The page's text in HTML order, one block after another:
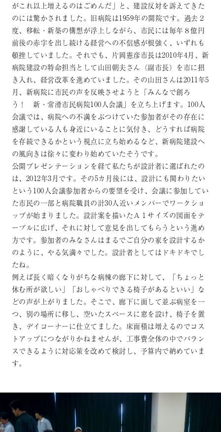
がこれ以上増えるのはごめんだ」と、建設反対を訴えてきた
のには驚かされました。旧病院は1959年の開院です。過去２
度、移転・新築の構想が浮上しながら、市民には毎年８億円
前後の赤字を出し続ける経営への不信感が根強く、いずれも
頓挫していました。それでも、片岡憲彦市長は2010年4月、新
病院建設の特命担当として山田朝夫さん（副市長）を市に招
き入れ、経営改革を進めていました。その山田さんは2011年5
月、新病院に市民の声を反映させようと「みんなで創ろ
う！ 新・常滑市民病院100人会議」を立ち上げます。100人
会議では、病院への不満をぶつけていた参加者がその存在に
感謝している人も身近にいることに気付き、どうすれば病院
を存続できるかという視点に立ち始めるなど、新病院建設へ
の風向きは徐々に変わり始めていたそうです。
公開プレゼンテーションを経て私たちが設計者に選ばれたの
は、2012年3月です。その5カ月後には、設計にも関わりたい
という100人会議参加者からの要望を受け、会議に参加してい
た市民の一部と病院職員の計30人近いメンバーでワークショ
ップが始まりました。設計案を描いたＡ１サイズの図面をテ
ーブルに広げ、それに対して意見を出してもらうという進め
方です。参加者のみなさんはまるでご自分の家を設計するか
のように、やる気満々でした。設計者としてはドキドキでし
たね。
例えば長く暗くなりがちな病棟の廊下に対して、「ちょっと
休む所が欲しい」「おしゃべりできる椅子があるといい」な
どの声が上がりました。そこで、廊下に面して並ぶ病室を一
つ、別の場所に移し、空いたスペースに窓を設け、椅子を置
き、デイコーナーに仕立てました。床面積は増えるのでコス
トアップにつながりかねませんが、工事費全体の中でバラン
スできるように対応策を改めて検討し、予算内で納めていま
す。